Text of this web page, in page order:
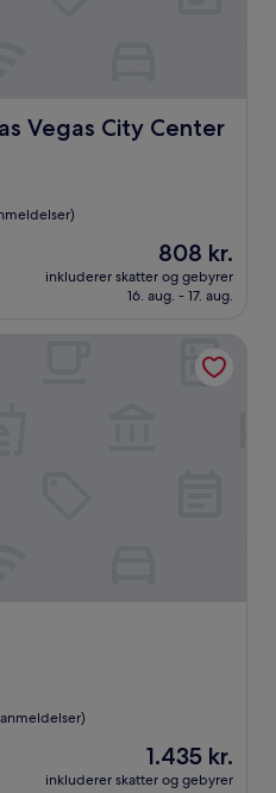
Vegas City Center
City Center
Prisen
er
808 kr.
808 kr.
inkluderer skatter og gebyrer
16. aug. - 17. aug.
Prisen
er
1.435 kr.
inkluderer skatter og gebyrer